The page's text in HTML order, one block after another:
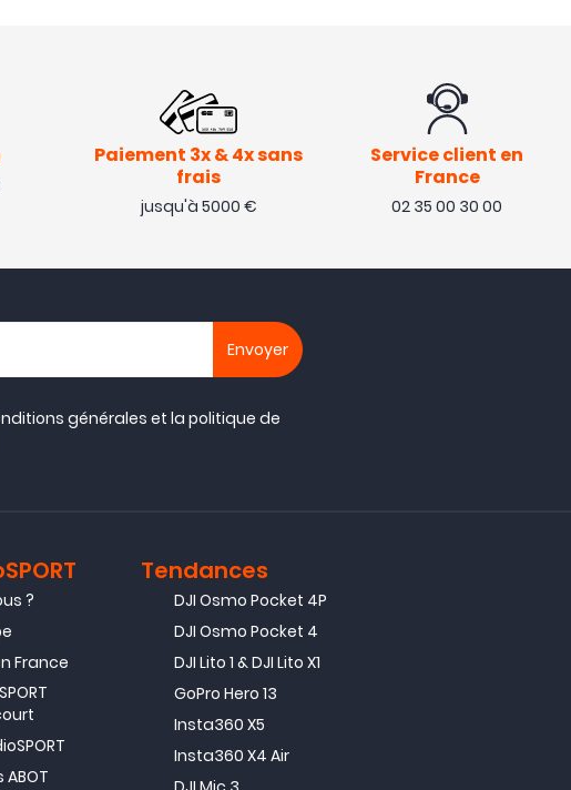
Paiement 3x & 4x sans
frais
jusqu'à 5000 €
Service client en
France
02 35 00 30 00
générales et lapolitique de
?
France
Tendances
DJI Osmo Pocket 4P
DJI Osmo Pocket 4
DJI Lito 1 & DJI Lito X1
GoPro Hero 13
Insta360 X5
Insta360 X4 Air